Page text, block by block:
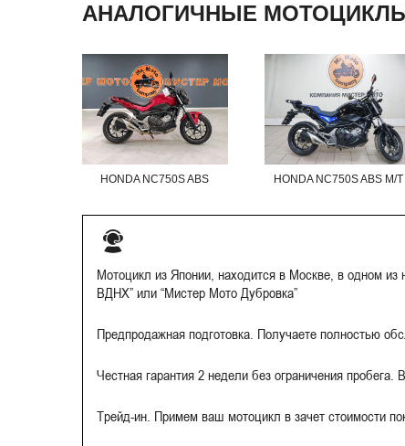
АНАЛОГИЧНЫЕ
HONDA NC750S ABS HONDA NC750S ABS M/T
Мотоцикл из Японии, находится в Москве, в одном
ВДНХ” или “Мистер Мото Дубровка”
Предпродажная подготовка. Получаете полностью
Честная гарантия 2 недели без ограничения
Трейд-ин. Примем ваш мотоцикл в зачет стоимости